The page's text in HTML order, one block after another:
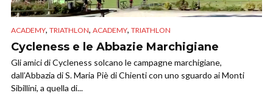
ACADEMY, TRIATHLON, ACADEMY, TRIATHLON
Cycleness e le Abbazie Marchigiane
Gli amici di Cycleness solcano le campagne marchigiane,
dall’Abbazia di S. Maria Piè di Chienti con uno sguardo ai Monti
Sibillini, a quella di...